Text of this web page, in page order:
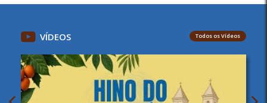
VÍDEOS Todos os Vídeos